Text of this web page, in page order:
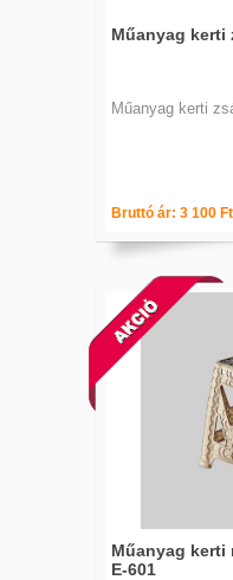
Műanyag kerti
Műanyag kerti
Bruttó ár: 3 100
Műanyag kerti
E-601